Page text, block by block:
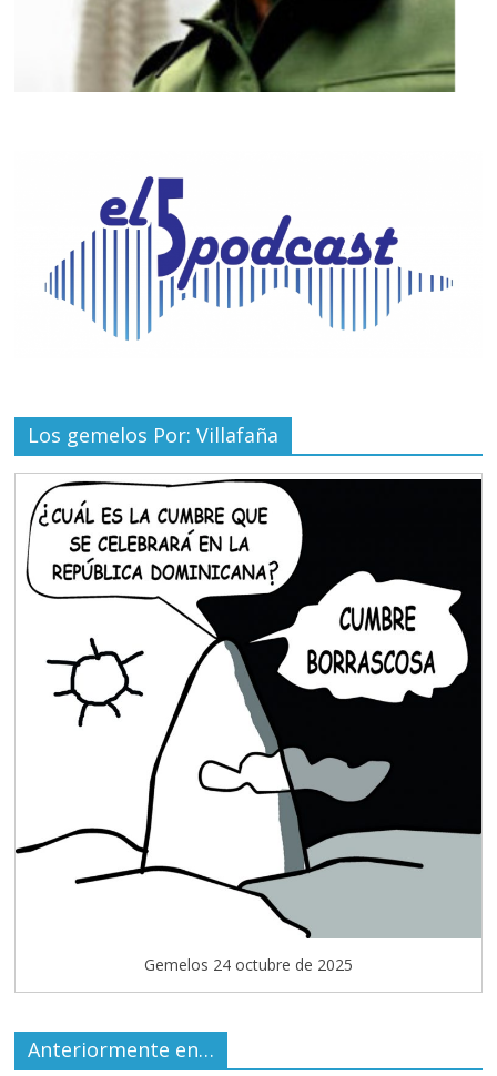
Los gemelos Por: Villafaña
Gemelos 24 octubre de 2025
Anteriormente en…